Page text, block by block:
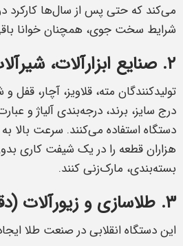
می‌کند که حتی پس از سال‌ها کارکرد
شرایط سخت جوی، همچنان خوانا
۲. صنایع ابزارآلات، شیرآلات و یراق
تولیدکنندگان مته، قلاویز، آچار، قفل
دستگاه استفاده می‌کنند. سرعت بالا
هزاران قطعه را در یک شیفت کاری
بسته‌بندی، مارک‌زنی کنند.
۳. طلاسازی و زیورآلات (دقت زرگری)
این دستگاه انقلابی در صنعت طلا